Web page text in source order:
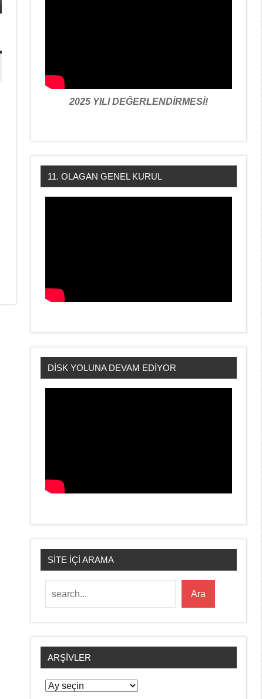
2025 YILI DEĞERLENDİRMESİ!
11. OLAGAN GENEL KURUL
DİSK YOLUNA DEVAM EDİYOR
SİTE İÇİ ARAMA
Ara
ARŞIVLER
Arşivler